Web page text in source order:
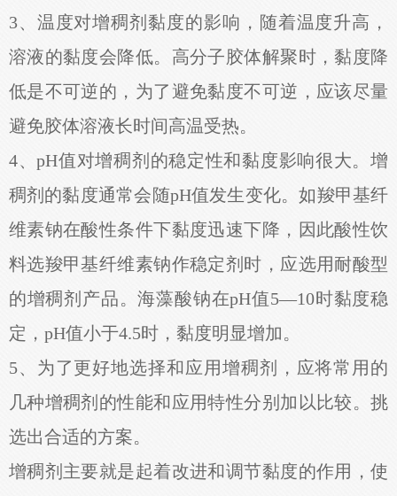
3、温度对增稠剂黏度的影响，随着温度升高，
溶液的黏度会降低。高分子胶体解聚时，黏度降
低是不可逆的，为了避免黏度不可逆，应该尽量
避免胶体溶液长时间高温受热。
4、pH值对增稠剂的稳定性和黏度影响很大。增
稠剂的黏度通常会随pH值发生变化。如羧甲基纤
维素钠在酸性条件下黏度迅速下降，因此酸性饮
料选羧甲基纤维素钠作稳定剂时，应选用耐酸型
的增稠剂产品。海藻酸钠在pH值5—10时黏度稳
定，pH值小于4.5时，黏度明显增加。
5、为了更好地选择和应用增稠剂，应将常用的
几种增稠剂的性能和应用特性分别加以比较。挑
选出合适的方案。
增稠剂主要就是起着改进和调节黏度的作用，使